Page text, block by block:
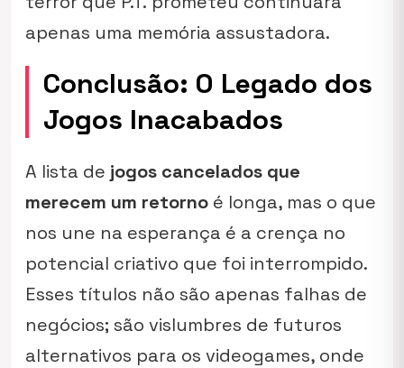
apenas uma memória assustadora.
Conclusão: O Legado dos
Jogos Inacabados
A lista de jogos cancelados que
merecem um retorno é longa, mas o que
nos une na esperança é a crença no
potencial criativo que foi interrompido.
Esses títulos não são apenas falhas de
negócios; são vislumbres de futuros
alternativos para os videogames, onde